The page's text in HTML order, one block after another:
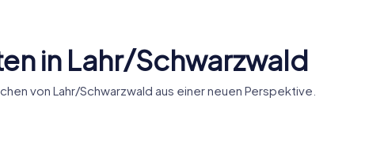
in Lahr/Schwarzwald
von Lahr/Schwarzwald aus einer neuen Perspektive.